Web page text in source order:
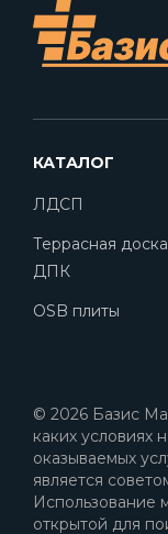
КАТАЛОГ
ЛДСП
Террасная
ДПК
OSB плиты
© 2026 Базис
каких условиях
оказываемых
является
Использование
открытой для